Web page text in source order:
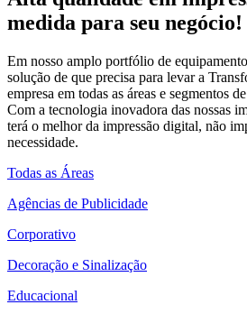
medida para seu negócio!
Em nosso amplo portfólio de
solução de que precisa para levar a
empresa em todas as áreas e segmentos
Com a tecnologia inovadora das nossas
terá o melhor da impressão digital, não
necessidade.
Todas as Áreas
Agências de Publicidade
Corporativo
Decoração e Sinalização
Educacional